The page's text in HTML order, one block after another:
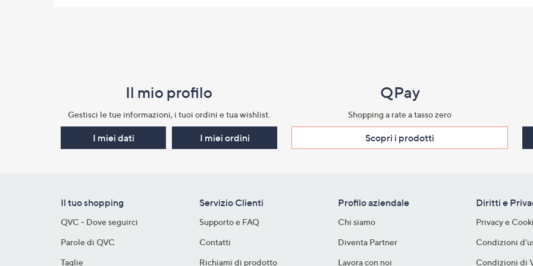
Il mio profilo​
Gestisci le tue informazioni, i tuoi ordini e tua wishlist.​
I miei dati I miei ordini
QPay
Shopping a rate a tasso zero​
Scopri i prodotti​
Il tuo shopping
QVC - Dove seguirci
Parole di QVC
Taglie
Servizio Clienti
Supporto e FAQ
Contatti
Richiami di prodotto
Profilo aziendale
Chi siamo
Diventa Partner
Lavora con noi
Diritti e
Privacy e
Condizioni
Condizioni di